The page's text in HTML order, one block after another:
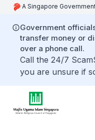
A Singapore
Government
transfer money or
over a phone call.
Call the 24/7
you are unsure if